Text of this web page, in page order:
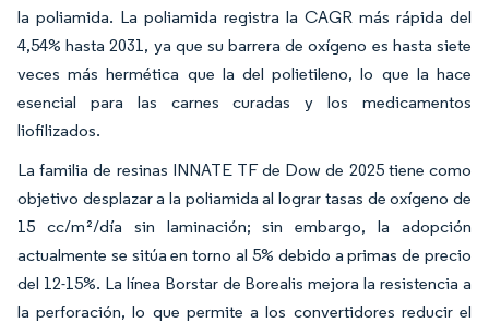
la poliamida. La poliamida registra la CAGR más rápida del
4,54% hasta 2031, ya que su barrera de oxígeno es hasta siete
veces más hermética que la del polietileno, lo que la hace
esencial para las carnes curadas y los medicamentos
liofilizados.
La familia de resinas INNATE TF de Dow de 2025 tiene como
objetivo desplazar a la poliamida al lograr tasas de oxígeno de
15 cc/m²/día sin laminación; sin embargo, la adopción
actualmente se sitúa en torno al 5% debido a primas de precio
del 12-15%. La línea Borstar de Borealis mejora la resistencia a
la perforación, lo que permite a los convertidores reducir el